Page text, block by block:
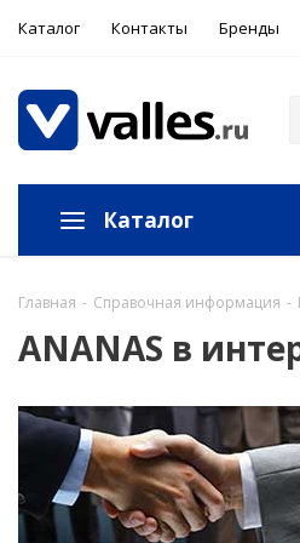
Каталог Контакты Бренды
Каталог
Главная - Справочная информация -
ANANAS в